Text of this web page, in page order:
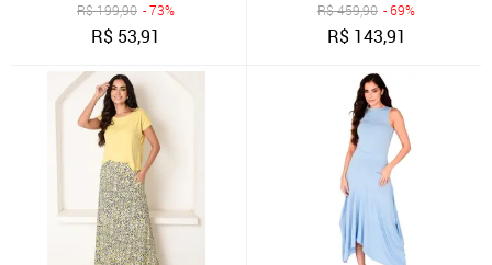
R$199,90 - 73%
R$ 53,91
R$459,90 - 69%
R$ 143,91